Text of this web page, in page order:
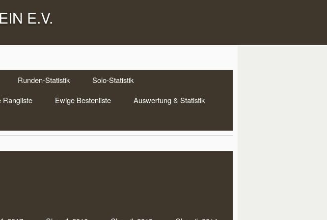
E.V.
Runden-Statistik
Solo-Statistik
Rangliste Ewige Bestenliste
Auswertung & Statistik